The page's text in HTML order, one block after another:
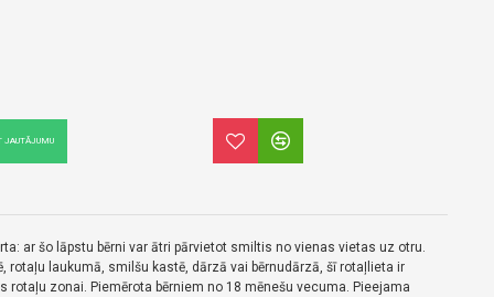
JAUTĀJUMU
ar šo lāpstu bērni var ātri pārvietot smiltis no vienas vietas uz otru.
rotaļu laukumā, smilšu kastē, dārzā vai bērnudārzā, šī rotaļlieta ir
rotaļu zonai. Piemērota bērniem no 18 mēnešu vecuma. Pieejama